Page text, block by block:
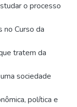
o processo
no Curso da
tratem da
sociedade
política e